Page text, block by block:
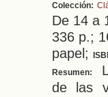
Colección:
De 14 a
336 p.;
papel;
Resumen:
de las